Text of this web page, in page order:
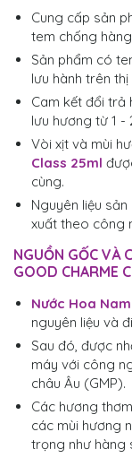
Cung cấp sản
tem chống
Sản phẩm có
lưu hành trên
Cam kết đổi trả
lưu hương từ 1 -
Vòi xịt và mùi
Class 25ml
cùng.
Nguyên liệu
xuất theo công
NGUỒN GỐC VÀ
GOOD CHARME
Nước Hoa
nguyên liệu và
Sau đó, được
máy với công
châu Âu (GMP).
Các hương thơm
các mùi hương
trọng như hàng